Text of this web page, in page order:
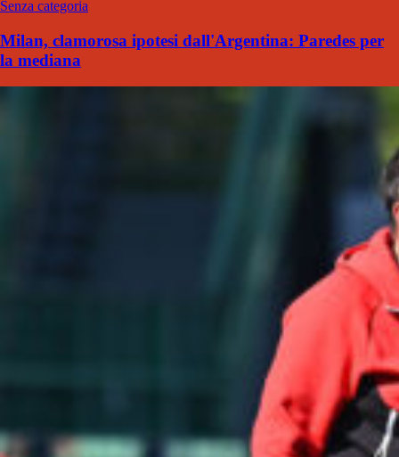
Senza categoria
Milan, clamorosa ipotesi dall'Argentina: Paredes per
la mediana